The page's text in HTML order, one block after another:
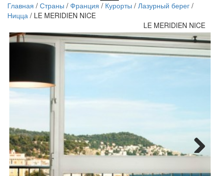
Главная / Страны / Франция / Курорты / Лазурный берег /
Ницца / LE MERIDIEN NICE
LE MERIDIEN NICE